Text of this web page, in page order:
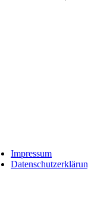
Impressum